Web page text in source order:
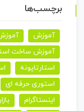
برچسب‌ها
آموزش
آموزش ساخت
استارتاپونه
استوری حرفه ای
اینستاگرام